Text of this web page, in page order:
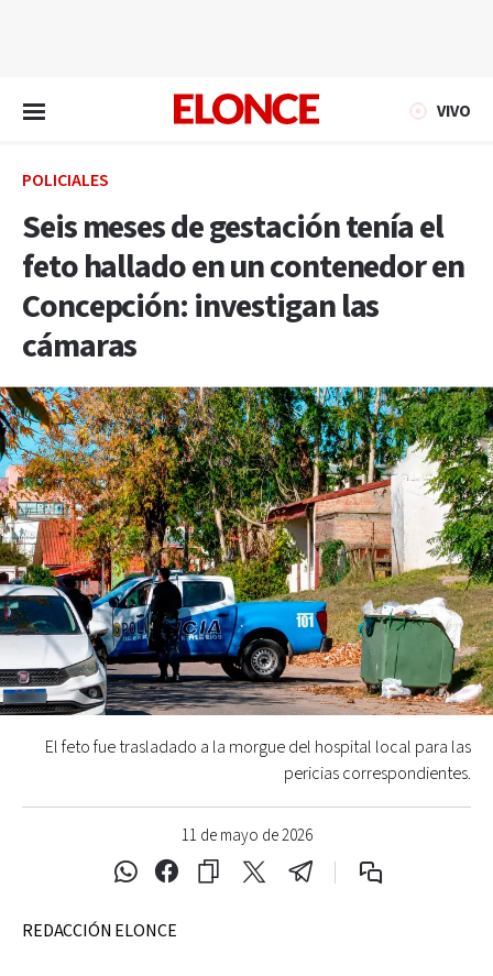
VIVO
POLICIALES
Seis meses de gestación tenía el
feto hallado en un contenedor en
Concepción: investigan las
cámaras
11 de mayo de 2026
El feto fue trasladado a la morgue del hospital local para las
pericias correspondientes.
REDACCIÓN ELONCE